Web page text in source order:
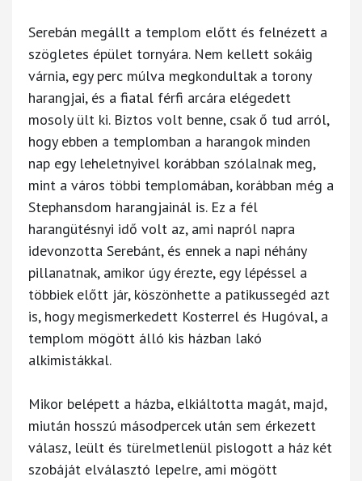
Serebán megállt a templom előtt és felnézett a
szögletes épület tornyára. Nem kellett sokáig
várnia, egy perc múlva megkondultak a torony
harangjai, és a fiatal férfi arcára elégedett
mosoly ült ki. Biztos volt benne, csak ő tud arról,
hogy ebben a templomban a harangok minden
nap egy leheletnyivel korábban szólalnak meg,
mint a város többi templomában, korábban még a
Stephansdom harangjainál is. Ez a fél
harangütésnyi idő volt az, ami napról napra
idevonzotta Serebánt, és ennek a napi néhány
pillanatnak, amikor úgy érezte, egy lépéssel a
többiek előtt jár, köszönhette a patikussegéd azt
is, hogy megismerkedett Kosterrel és Hugóval, a
templom mögött álló kis házban lakó
alkimistákkal.
Mikor belépett a házba, elkiáltotta magát, majd,
miután hosszú másodpercek után sem érkezett
válasz, leült és türelmetlenül pislogott a ház két
szobáját elválasztó lepelre, ami mögött